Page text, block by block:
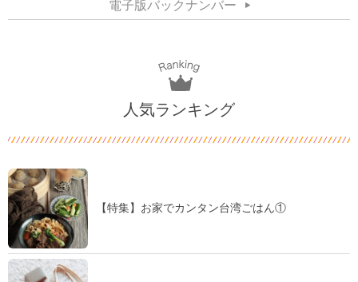
電子版バックナンバー
人気ランキング
【特集】お家でカンタン台湾ごはん①